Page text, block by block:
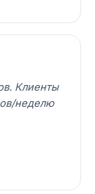
Клиенты
неделю